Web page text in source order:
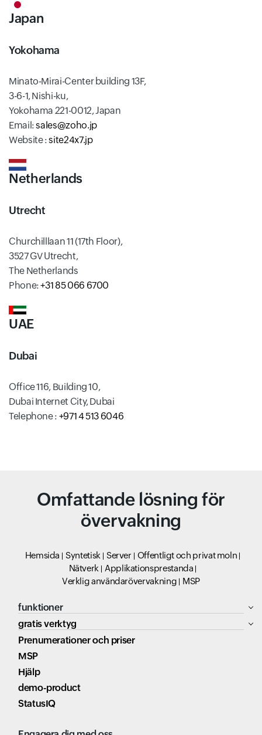
Japan
Yokohama
Minato-Mirai-Center building 13F,
3-6-1, Nishi-ku,
Yokohama 221-0012, Japan
Email:sales@zoho.jp
Website :site24x7.jp
Netherlands
Utrecht
Churchilllaan 11 (17th Floor),
3527 GV Utrecht,
The Netherlands
Phone:+31 85 066 6700
UAE
Dubai
Office 116, Building 10,
Dubai Internet City, Dubai
Telephone : +971 4 513 6046
Omfattande lösning för
övervakning
Hemsida Syntetisk Server
Offentligt och privat moln
Nätverk
Applikationsprestanda
Verklig användarövervakning
MSP
funktioner
gratis verktyg
Prenumerationer och priser
MSP
Hjälp
demo-product
StatusIQ